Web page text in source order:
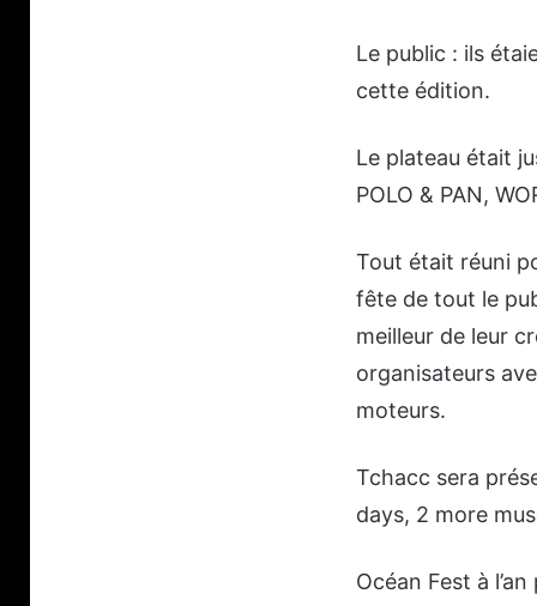
Le public : ils
cette édition.
Le plateau était
POLO & PAN,
Tout était réuni
fête de tout le
meilleur de leur
organisateurs
moteurs.
Tchacc sera
days, 2 more
Océan Fest à